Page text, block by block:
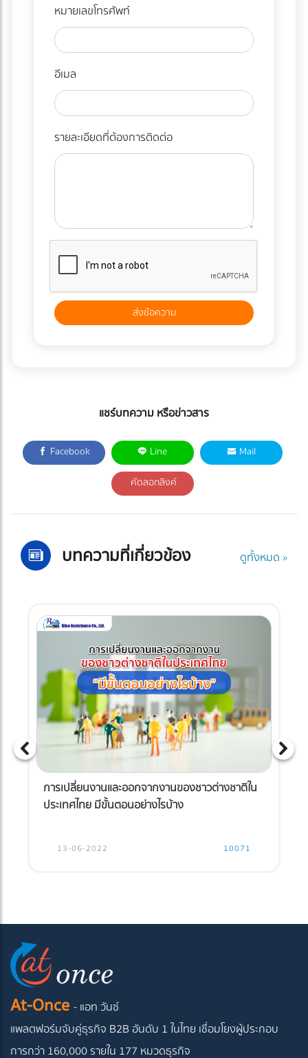
หมายเลขโทรศัพท์
อีเมล
รายละเอียดที่ต้องการติดต่อ
แชร์บทความ หรือข่าวสาร
Facebook Line Mail
คัดลอกลิงค์
บทความที่เกี่ยวข้อง ดูทั้งหมด »
การเปลี่ยนงานและออกจากงานของชาวต่างชาติใน
ประเทศไทย มีขั้นตอนอย่างไรบ้าง
13-06-2022 10071
At-Once - แอท วันซ์
แพลตฟอร์มจับคู่ธุรกิจ B2B อันดับ 1 ในไทย เชื่อมโยงผู้ประกอบ
การกว่า 160,000 รายใน 177 หมวดธุรกิจ